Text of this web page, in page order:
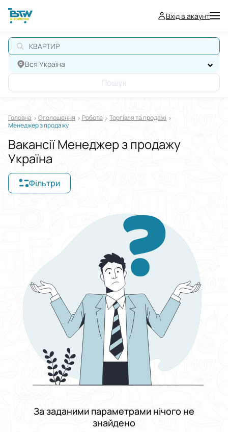
Вхід в акаунт
КВАРТИРА
Вся Україна
Пошук
Головна Оголошення Робота
Торгівля та продажі
Менеджер з продажу
Вакансії Менеджер з продажу
Україна
Фільтри
Виберіть групу категорій
Виберіть категорію
Торгівля та продажі
Виберіть підкатегорію
Менеджер з продажу
Зарплата
Від і до Фіксована Договірна
До
Тип зайнятості
Графік роботи
За заданими параметрами нічого не
знайдено